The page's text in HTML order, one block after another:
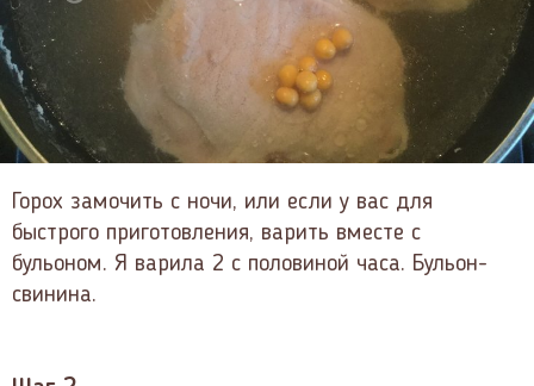
Горох замочить с ночи, или если у вас для
быстрого приготовления, варить вместе с
бульоном. Я варила 2 с половиной часа. Бульон-
свинина.